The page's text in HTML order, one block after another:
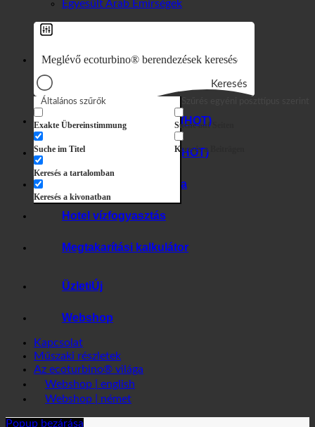
Svájc
Egyesült Arab Emírségek
Általános szűrők
Exakte Übereinstimmung
Suche im Titel
Keresés a tartalomban
Keresés a kivonatban
Szűrés egyéni poszttípus szerint
Suche auf Seiten
Higiénia + vízkő
Kemény víz + legionella
Kapcsolat
Műszaki részletek
Az ecoturbino® világa
Webshop | english
Webshop | német